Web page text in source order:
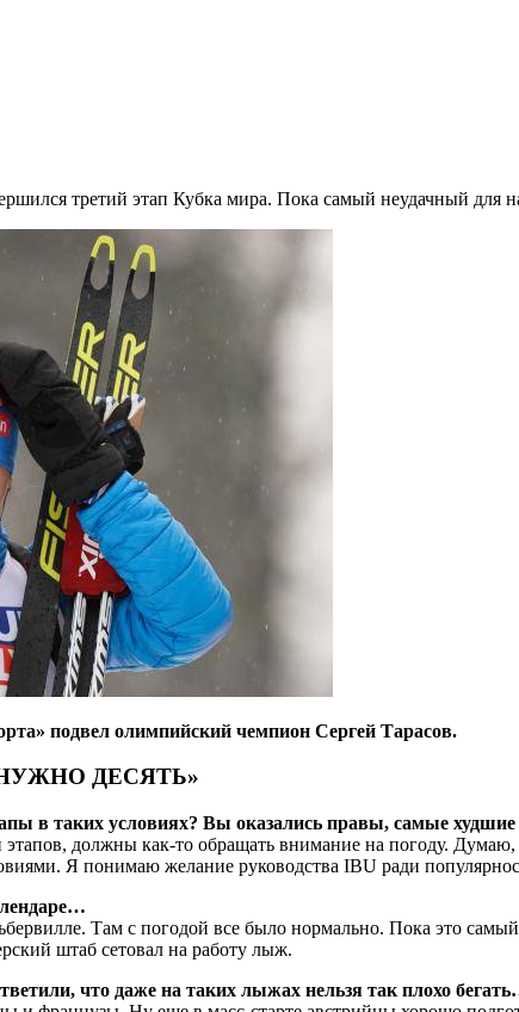
третий этап Кубка мира. Пока самый неудачный для
подвел олимпийский чемпион Сергей Тарасов.
ДЕСЯТЬ»
в таких условиях? Вы оказались правы, самые худшие
должны как-то обращать внимание на погоду.
Я понимаю желание руководства IBU ради
Там с погодой все было нормально. Пока это
штаб сетовал на работу лыж.
что даже на таких лыжах нельзя так плохо